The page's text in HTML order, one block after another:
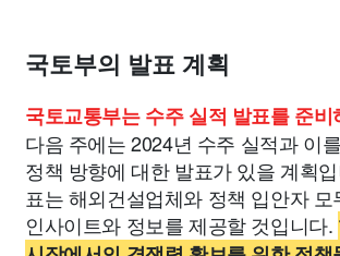
국토부의 발표 계획
국토교통부는 수주 실적 발표를 준
다음 주에는 2024년 수주 실적과 이
정책 방향에 대한 발표가 있을 계획
표는 해외건설업체와 정책 입안자
인사이트와 정보를 제공할 것입니다.